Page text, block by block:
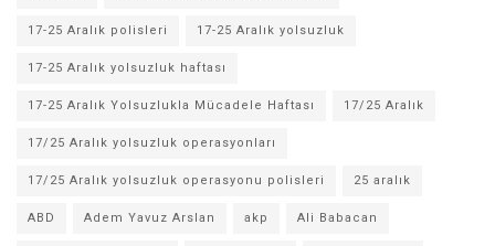
17-25 Aralık polisleri 17-25 Aralık yolsuzluk
17-25 Aralık yolsuzluk haftası
17-25 Aralık Yolsuzlukla Mücadele Haftası 17/25 Aralık
17/25 Aralık yolsuzluk operasyonları
17/25 Aralık yolsuzluk operasyonu polisleri 25 aralık
ABD Adem Yavuz Arslan akp Ali Babacan